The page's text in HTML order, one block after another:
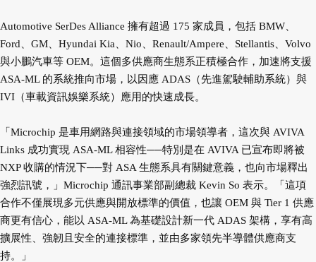
Automotive SerDes Alliance 擁有超過 175 家成員，包括 BMW、
Ford、GM、Hyundai Kia、Nio、Renault/Ampere、Stellantis、Volvo
與小鵬汽車等 OEM。這個多供應商生態系正積極合作，加速將支援
ASA-ML 的系統推向市場，以因應 ADAS（先進駕駛輔助系統）與
IVI（車載資訊娛樂系統）應用的快速成長。
「Microchip 是車用網路與連接領域的市場領導者，這次與 AVIVA
Links 成功實現 ASA-ML 相容性──特別是在 AVIVA 已宣布即將被
NXP 收購的情況下──對 ASA 生態系具有關鍵意義，也向市場釋出
強烈訊號，」Microchip 通訊事業部副總裁 Kevin So 表示。「這項
合作不僅展現多元供應與開放標準的價值，也讓 OEM 與 Tier 1 供應
商更有信心，能以 ASA-ML 為基礎設計新一代 ADAS 架構，享有高
擴展性、強韌且安全的連接標準，並由多家領先半導體供應商支
持。」